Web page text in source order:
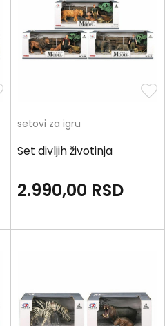
setovi za igru
Set divljih životinja
2.990,00 RSD